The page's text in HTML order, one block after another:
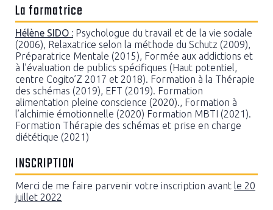
La formatrice
Hélène SIDO : Psychologue du travail et de la vie sociale
(2006), Relaxatrice selon la méthode du Schutz (2009),
Préparatrice Mentale (2015), Formée aux addictions et
à l’évaluation de publics spécifiques (Haut potentiel,
centre Cogito’Z 2017 et 2018). Formation à la Thérapie
des schémas (2019), EFT (2019). Formation
alimentation pleine conscience (2020)., Formation à
l’alchimie émotionnelle (2020) Formation MBTI (2021).
Formation Thérapie des schémas et prise en charge
diététique (2021)
INSCRIPTION
Merci de me faire parvenir votre inscription avant le 20
juillet 2022